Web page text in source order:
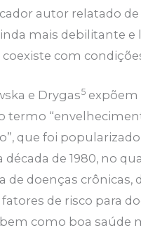
autor relatado de
mais debilitante
com
e Drygas5 expõem
termo
que foi
década de 1980, no
de doenças crônicas,
fatores de risco para
como boa saúde